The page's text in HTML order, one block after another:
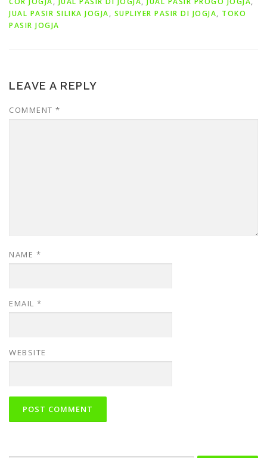
JUAL PASIR SILIKA JOGJA, SUPLIYER PASIR DI JOGJA, TOKO
PASIR JOGJA
LEAVE A REPLY
COMMENT *
NAME *
EMAIL *
WEBSITE